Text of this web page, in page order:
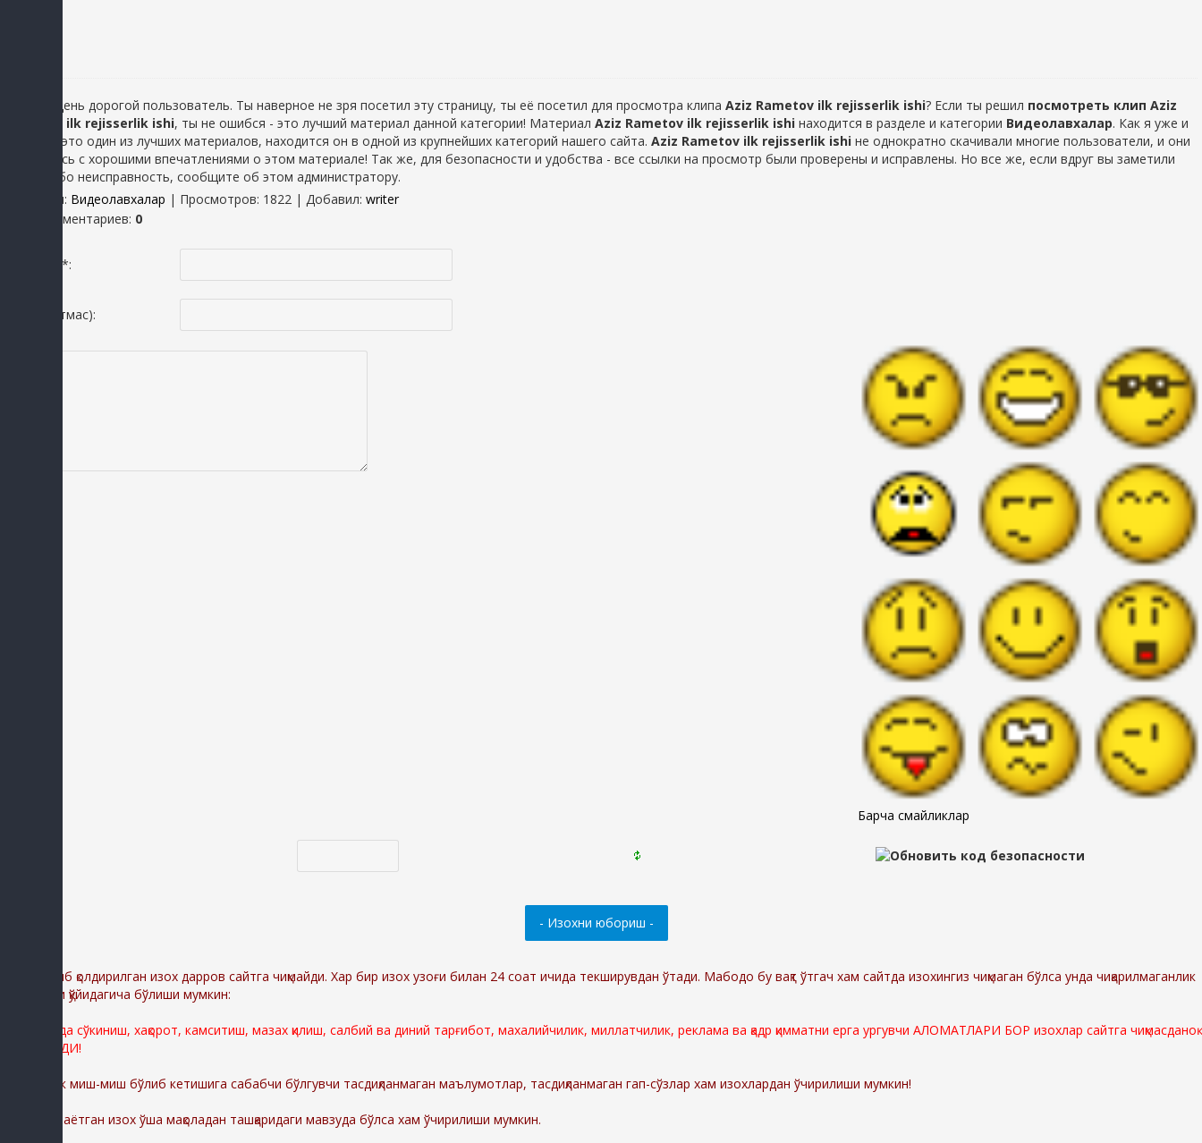
Добрый день дорогой пользователь. Ты наверное не зря посетил эту страницу, ты её посетил для просмотра клипа Aziz Rametov ilk rejisserlik ishi? Если ты решил посмотреть клип Aziz
Rametov ilk rejisserlik ishi, ты не ошибся - это лучший материал данной категории! Материал Aziz Rametov ilk rejisserlik ishi находится в разделе и категории Видеолавхалар. Как я уже и
говорил, это один из лучших материалов, находится он в одной из крупнейших категорий нашего сайта. Aziz Rametov ilk rejisserlik ishi не однократно скачивали многие пользователи, и они
оставались с хорошими впечатлениями о этом материале! Так же, для безопасности и удобства - все ссылки на просмотр были проверены и исправлены. Но все же, если вдруг вы заметили
какую либо неисправность, сообщите об этом администратору.
Категория: Видеолавхалар | Просмотров: 1822 | Добавил: writer
Всего комментариев: 0
Исмингиз *:
Email(шартмас):
Барча смайликлар
Ёзиб қолдирилган изох дарров сайтга чиқмайди. Хар бир изох узоғи билан 24 соат ичида текширувдан ўтади. Мабодо бу вақт ўтгач хам сайтда изохингиз чиқмаган бўлса унда чиқарилмаганлик
сабаблари қўйидагича бўлиши мумкин:
Сайтимизда сўкиниш, хақорот, камситиш, мазах қилиш, салбий ва диний тарғибот, махалийчилик, миллатчилик, реклама ва қадр қимматни ерга ургувчи АЛОМАТЛАРИ БОР изохлар сайтга чиқмасданоқ
ЎЧИРИЛАДИ!
Шунингдек миш-миш бўлиб кетишига сабабчи бўлгувчи тасдиқланмаган маълумотлар, тасдиқланмаган гап-сўзлар хам изохлардан ўчирилиши мумкин!
-Қолдирилаётган изох ўша мақоладан ташқаридаги мавзуда бўлса хам ўчирилиши мумкин.